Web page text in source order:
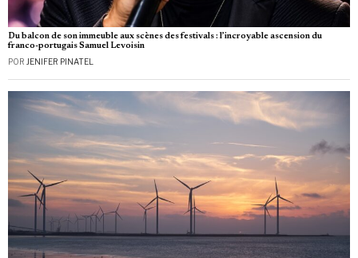
Du balcon de son immeuble aux scènes des festivals : l’incroyable ascension du
franco-portugais Samuel Levoisin
POR JENIFER PINATEL